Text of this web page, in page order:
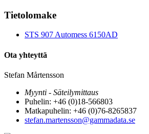
Tietolomake
STS 907 Automess 6150AD
Ota yhteyttä
Stefan Mårtensson
Myynti - Säteilymittaus
Puhelin: +46 (0)18-566803
Matkapuhelin: +46 (0)76-8265837
stefan.martensson@gammadata.se